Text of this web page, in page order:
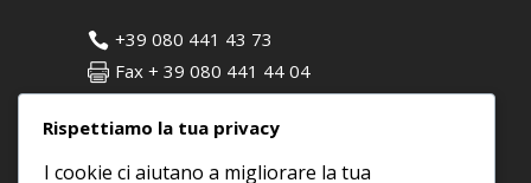
+39 080 441 43 73
Fax + 39 080 441 44 04
info@moodesign.it
Rispettiamo la tua privacy
I cookie ci aiutano a migliorare la tua